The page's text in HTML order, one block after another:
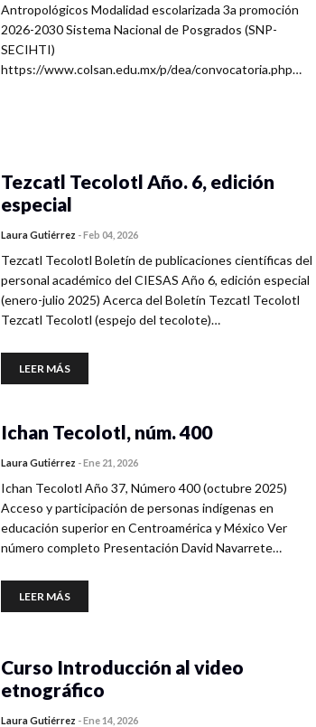
Antropológicos Modalidad escolarizada 3a promoción
2026-2030 Sistema Nacional de Posgrados (SNP-
SECIHTI)
https://www.colsan.edu.mx/p/dea/convocatoria.php…
Tezcatl Tecolotl Año. 6, edición
especial
Laura Gutiérrez -Feb 04, 2026
Tezcatl Tecolotl Boletín de publicaciones científicas del
personal académico del CIESAS Año 6, edición especial
(enero-julio 2025) Acerca del Boletín Tezcatl Tecolotl
Tezcatl Tecolotl (espejo del tecolote)…
LEER MÁS
Ichan Tecolotl, núm. 400
Laura Gutiérrez -Ene 21, 2026
Ichan Tecolotl Año 37, Número 400 (octubre 2025)
Acceso y participación de personas indígenas en
educación superior en Centroamérica y México Ver
número completo Presentación David Navarrete…
LEER MÁS
Curso Introducción al video
etnográfico
Laura Gutiérrez -Ene 14, 2026